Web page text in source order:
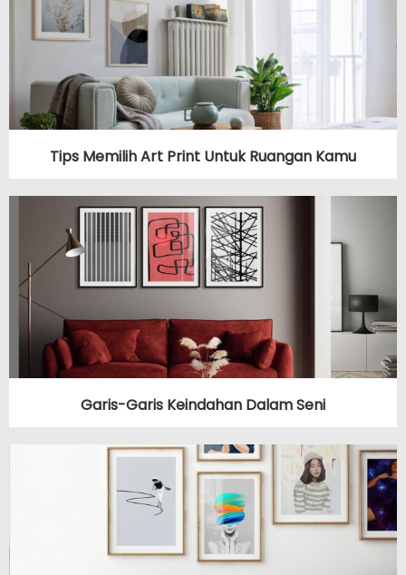
Tips Memilih Art Print Untuk Ruangan Kamu
Garis-Garis Keindahan Dalam Seni